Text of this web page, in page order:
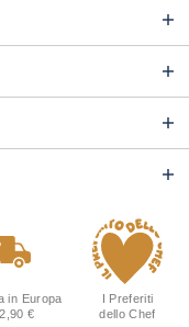
in Europa
€
I Preferiti
dello Chef